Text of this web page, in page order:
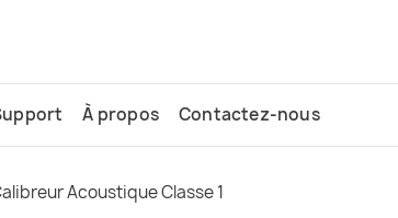
À propos Contactez-nous
Acoustique Classe 1